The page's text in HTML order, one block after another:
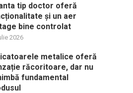
tip doctor oferă
și un aer
bine controlat
2026
metalice oferă
răcoritoare, dar nu
fundamental